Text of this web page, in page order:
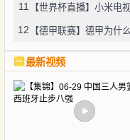
11 【世界杯直播】小米电
12 【德甲联赛】德甲为什
最新视频